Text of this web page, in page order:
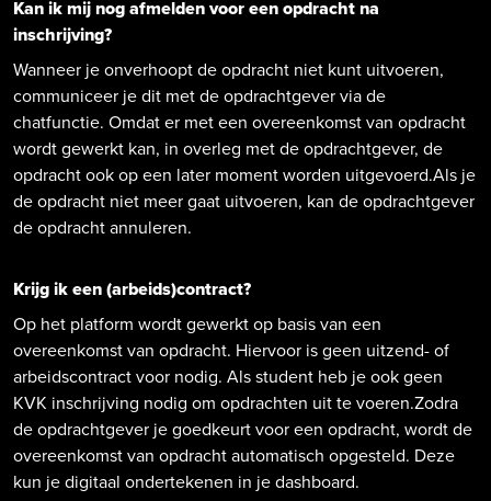
Kan ik mij nog afmelden voor een opdracht na
inschrijving?
Wanneer je onverhoopt de opdracht niet kunt uitvoeren,
communiceer je dit met de opdrachtgever via de
chatfunctie. Omdat er met een overeenkomst van opdracht
wordt gewerkt kan, in overleg met de opdrachtgever, de
opdracht ook op een later moment worden uitgevoerd.Als je
de opdracht niet meer gaat uitvoeren, kan de opdrachtgever
de opdracht annuleren.
Krijg ik een (arbeids)contract?
Op het platform wordt gewerkt op basis van een
overeenkomst van opdracht. Hiervoor is geen uitzend- of
arbeidscontract voor nodig. Als student heb je ook geen
KVK inschrijving nodig om opdrachten uit te voeren.Zodra
de opdrachtgever je goedkeurt voor een opdracht, wordt de
overeenkomst van opdracht automatisch opgesteld. Deze
kun je digitaal ondertekenen in je dashboard.